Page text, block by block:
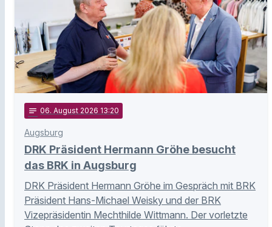
notes 06. August 2026 13:20
Augsburg
DRK Präsident Hermann Gröhe besucht
das BRK in Augsburg
DRK Präsident Hermann Gröhe im Gespräch mit BRK
Präsident Hans-Michael Weisky und der BRK
Vizepräsidentin Mechthilde Wittmann. Der vorletzte